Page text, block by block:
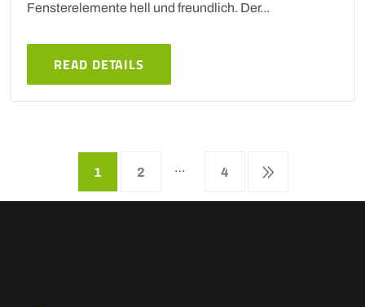
Fensterelemente hell und freundlich. Der...
READ DETAILS
1 2 … 4